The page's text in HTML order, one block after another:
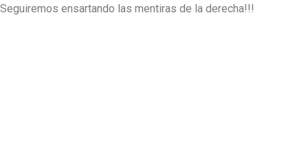
Seguiremos ensartando las mentiras de la derecha!!!